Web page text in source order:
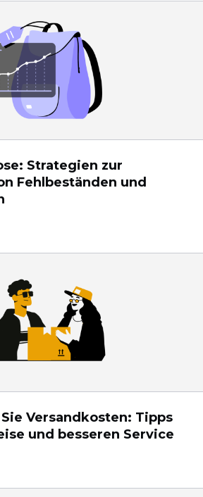
Strategien zur
Fehlbeständen und
Versandkosten: Tipps
und besseren Service